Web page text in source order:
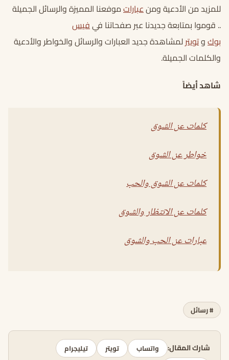
للمزيد من الأدعية ومنعباراتموفعنا المميزة والرسائل الجميلة
.. قوموا بمتابعة جديدنا عبر صفحاتنا فيفيس
بوكوتويترلمشاهدة جديد العبارات والرسائل والخواطر والأدعية
والكلمات الجميلة.
شاهد أيضاً
كلمات عن الشوق
خواطر عن الشوق
كلمات عن الشوق والحب
كلمات عن الانتظار والشوق
عبارات عن الحب والشوق
# رسائل
شارك المقال: واتساب تويتر
تيليجرام